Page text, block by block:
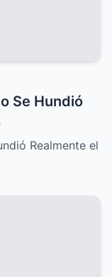
Se Hundió
Realmente el